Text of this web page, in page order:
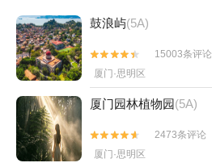
鼓浪屿(5A)


15003条评论
厦门·思明区
厦门园林植物园(5A)


2473条评论
厦门·思明区